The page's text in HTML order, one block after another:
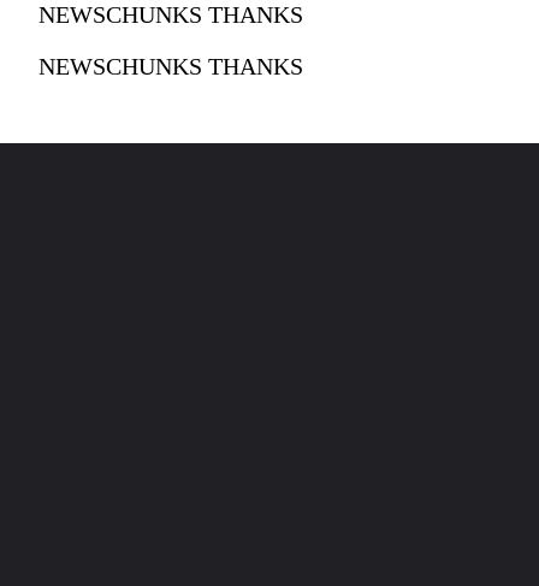
NEWSCHUNKS THANKS
NEWSCHUNKS THANKS